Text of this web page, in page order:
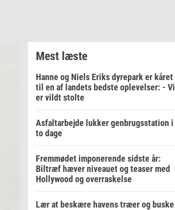
Mest læste
Hanne og Niels Eriks dyrepark er kåret
til en af landets bedste oplevelser: - Vi
er vildt stolte
Asfaltarbejde lukker genbrugsstation i
to dage
Fremmødet imponerende sidste år:
Biltræf hæver niveauet og teaser med
Hollywood og overraskelse
Lær at beskære havens træer og buske